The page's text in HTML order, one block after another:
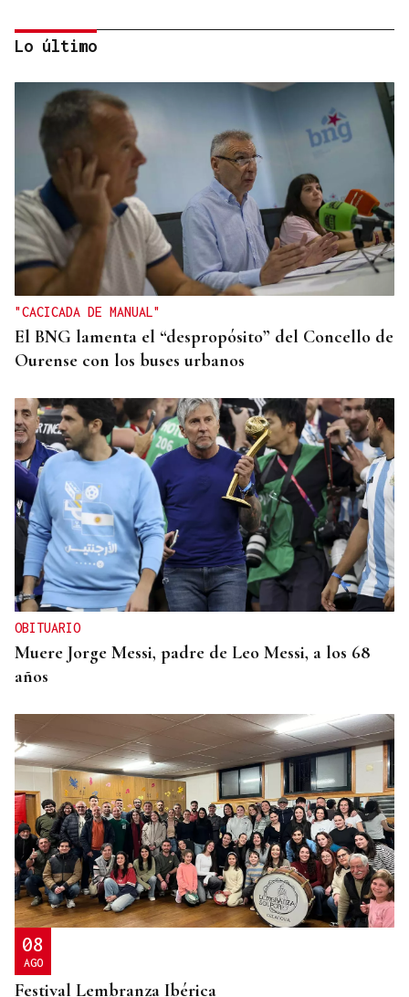
SEGURIDAD INFANTIL
Un tribunal de Estados Unidos multa a Meta con
567 millones de dólares por perjudicar la salud
mental de los menores
Lo último
"CACICADA DE MANUAL"
El BNG lamenta el “despropósito” del Concello de
Ourense con los buses urbanos
OBITUARIO
Muere Jorge Messi, padre de Leo Messi, a los 68
años
08
AGO
Festival Lembranza Ibérica